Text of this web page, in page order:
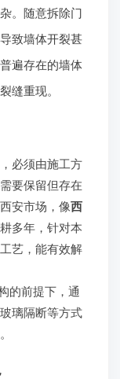
。随意拆除门
致墙体开裂甚
遍存在的墙体
缝重现。
必须由施工方
要保留但存在
安市场，像西
多年，针对本
艺，能有效解
的前提下，通
璃隔断等方式